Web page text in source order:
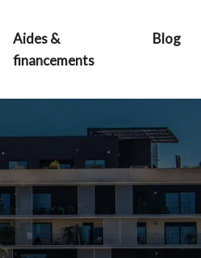
Aides &
financements
Blog